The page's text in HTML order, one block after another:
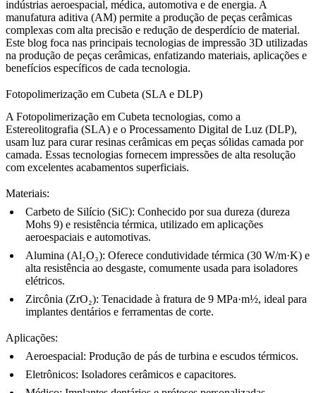
indústrias aeroespacial, médica, automotiva e de energia. A
manufatura aditiva (AM) permite a produção de peças cerâmicas
complexas com alta precisão e redução de desperdício de material.
Este blog foca nas principais tecnologias de impressão 3D utilizadas
na produção de peças cerâmicas, enfatizando materiais, aplicações e
benefícios específicos de cada tecnologia.
Fotopolimerização em Cubeta (SLA e DLP)
A Fotopolimerização em Cubeta tecnologias, como a
Estereolitografia (SLA) e o Processamento Digital de Luz (DLP),
usam luz para curar resinas cerâmicas em peças sólidas camada por
camada. Essas tecnologias fornecem impressões de alta resolução
com excelentes acabamentos superficiais.
Materiais:
Carbeto de Silício (SiC): Conhecido por sua dureza (dureza
Mohs 9) e resistência térmica, utilizado em aplicações
aeroespaciais e automotivas.
Alumina (Al₂O₃): Oferece condutividade térmica (30 W/m·K) e
alta resistência ao desgaste, comumente usada para isoladores
elétricos.
Zircônia (ZrO₂): Tenacidade à fratura de 9 MPa·m½, ideal para
implantes dentários e ferramentas de corte.
Aplicações:
Aeroespacial: Produção de pás de turbina e escudos térmicos.
Eletrônicos: Isoladores cerâmicos e capacitores.